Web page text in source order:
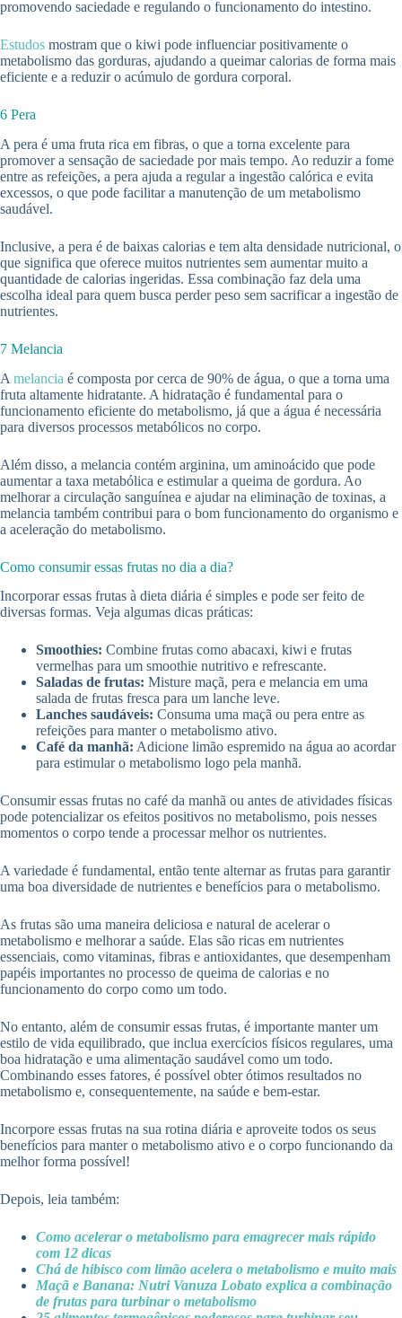
promovendo saciedade e regulando o funcionamento do intestino.
Estudos mostram que o kiwi pode influenciar positivamente o
metabolismo das gorduras, ajudando a queimar calorias de forma mais
eficiente e a reduzir o acúmulo de gordura corporal.
6 Pera
A pera é uma fruta rica em fibras, o que a torna excelente para
promover a sensação de saciedade por mais tempo. Ao reduzir a fome
entre as refeições, a pera ajuda a regular a ingestão calórica e evita
excessos, o que pode facilitar a manutenção de um metabolismo
saudável.
Inclusive, a pera é de baixas calorias e tem alta densidade nutricional, o
que significa que oferece muitos nutrientes sem aumentar muito a
quantidade de calorias ingeridas. Essa combinação faz dela uma
escolha ideal para quem busca perder peso sem sacrificar a ingestão de
nutrientes.
7 Melancia
A melancia é composta por cerca de 90% de água, o que a torna uma
fruta altamente hidratante. A hidratação é fundamental para o
funcionamento eficiente do metabolismo, já que a água é necessária
para diversos processos metabólicos no corpo.
Além disso, a melancia contém arginina, um aminoácido que pode
aumentar a taxa metabólica e estimular a queima de gordura. Ao
melhorar a circulação sanguínea e ajudar na eliminação de toxinas, a
melancia também contribui para o bom funcionamento do organismo e
a aceleração do metabolismo.
Como consumir essas frutas no dia a dia?
Incorporar essas frutas à dieta diária é simples e pode ser feito de
diversas formas. Veja algumas dicas práticas:
Smoothies: Combine frutas como abacaxi, kiwi e frutas
vermelhas para um smoothie nutritivo e refrescante.
Saladas de frutas: Misture maçã, pera e melancia em uma
salada de frutas fresca para um lanche leve.
Lanches saudáveis: Consuma uma maçã ou pera entre as
refeições para manter o metabolismo ativo.
Café da manhã: Adicione limão espremido na água ao acordar
para estimular o metabolismo logo pela manhã.
Consumir essas frutas no café da manhã ou antes de atividades físicas
pode potencializar os efeitos positivos no metabolismo, pois nesses
momentos o corpo tende a processar melhor os nutrientes.
A variedade é fundamental, então tente alternar as frutas para garantir
uma boa diversidade de nutrientes e benefícios para o metabolismo.
As frutas são uma maneira deliciosa e natural de acelerar o
metabolismo e melhorar a saúde. Elas são ricas em nutrientes
essenciais, como vitaminas, fibras e antioxidantes, que desempenham
papéis importantes no processo de queima de calorias e no
funcionamento do corpo como um todo.
No entanto, além de consumir essas frutas, é importante manter um
estilo de vida equilibrado, que inclua exercícios físicos regulares, uma
boa hidratação e uma alimentação saudável como um todo.
Combinando esses fatores, é possível obter ótimos resultados no
metabolismo e, consequentemente, na saúde e bem-estar.
Incorpore essas frutas na sua rotina diária e aproveite todos os seus
benefícios para manter o metabolismo ativo e o corpo funcionando da
melhor forma possível!
Depois, leia também:
Como acelerar o metabolismo para emagrecer mais rápido
com 12 dicas
Chá de hibisco com limão acelera o metabolismo e muito mais
Maçã e Banana: Nutri Vanuza Lobato explica a combinação
de frutas para turbinar o metabolismo